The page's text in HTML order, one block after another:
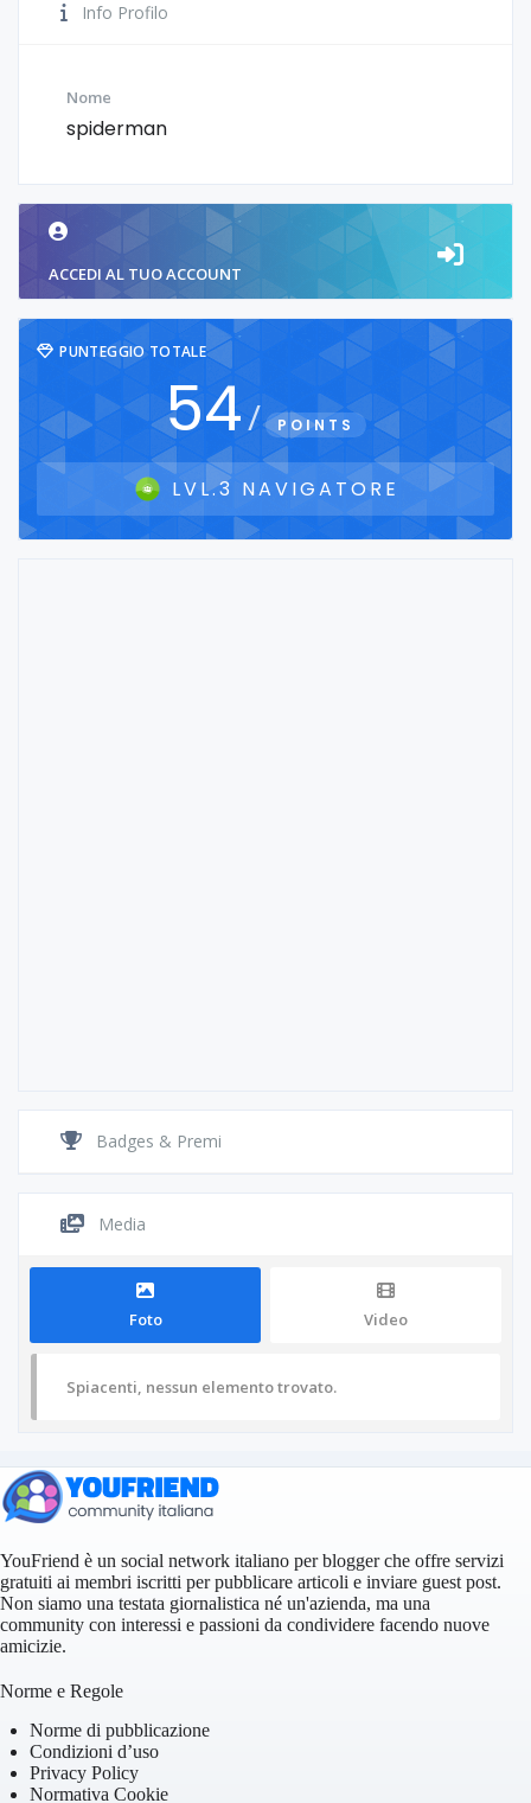
Info Profilo
Nome
spiderman
ACCEDI AL TUO ACCOUNT
PUNTEGGIO TOTALE
54/ POINTS
LVL.3 NAVIGATORE
Badges & Premi
Media
Foto Video
Spiacenti, nessun elemento trovato.
YouFriend è un social network italiano per blogger che offre servizi
gratuiti ai membri iscritti per pubblicare articoli e inviare guest post.
Non siamo una testata giornalistica né un'azienda, ma una
community con interessi e passioni da condividere facendo nuove
amicizie.
Norme e Regole
Norme di pubblicazione
Condizioni d’uso
Privacy Policy
Normativa Cookie